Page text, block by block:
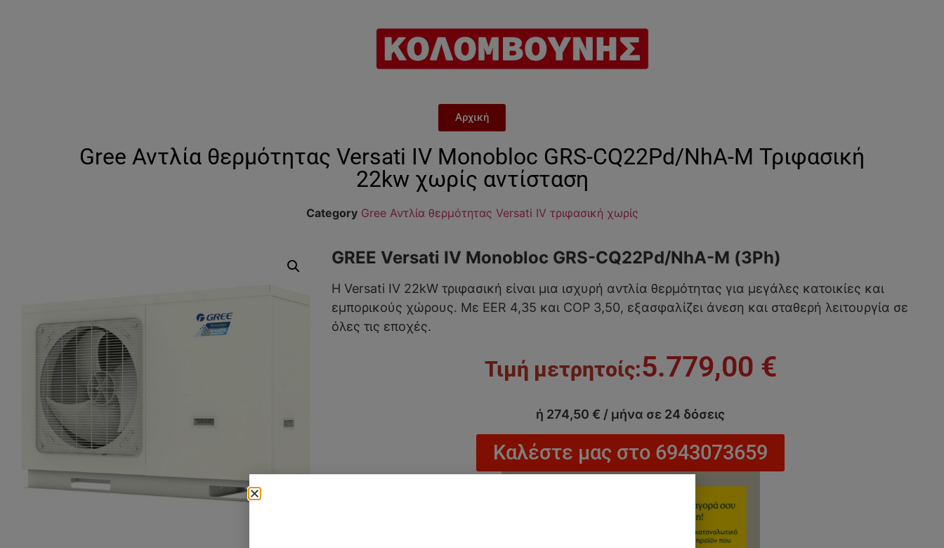
Αρχική
Gree Αντλία θερμότητας Versati IV Monobloc GRS-CQ22Pd/NhA-M Τριφασική
22kw χωρίς αντίσταση
Category Gree Αντλία θερμότητας Versati IV τριφασική χωρίς
GREE Versati IV Monobloc GRS-CQ22Pd/NhA-M (3Ph)
Η Versati IV 22kW τριφασική είναι μια ισχυρή αντλία θερμότητας για μεγάλες κατοικίες και
εμπορικούς χώρους. Με EER 4,35 και COP 3,50, εξασφαλίζει άνεση και σταθερή λειτουργία σε
όλες τις εποχές.
5.779,00 €
ή 274,50€ / μήνα σε 24 δόσεις
Καλέστε μας στο 6943073659